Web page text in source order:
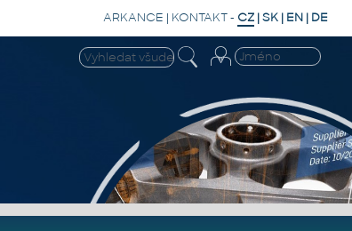
ARKANCE | KONTAKT- CZ |SK | EN | DE